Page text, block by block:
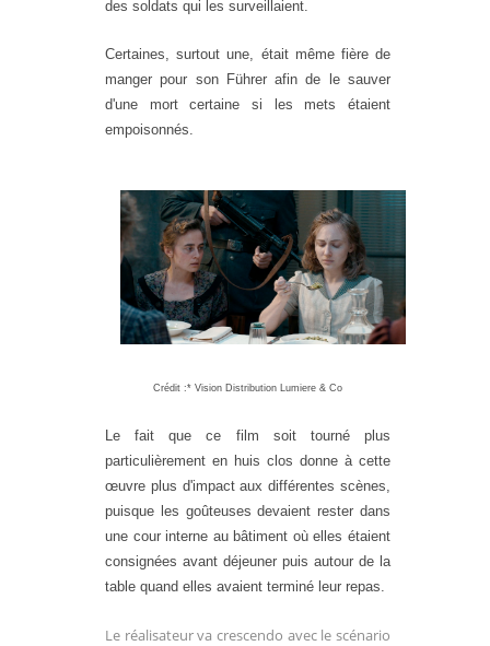
des soldats qui les surveillaient.
Certaines, surtout une, était même fière de
manger pour son Führer afin de le sauver
d'une mort certaine si les mets étaient
empoisonnés.
Crédit :* Vision Distribution Lumiere & Co
Le fait que ce film soit tourné plus
particulièrement en huis clos donne à cette
œuvre plus d'impact aux différentes scènes,
puisque les goûteuses devaient rester dans
une cour interne au bâtiment où elles étaient
consignées avant déjeuner puis autour de la
table quand elles avaient terminé leur repas.
Le réalisateur va crescendo avec le scénario